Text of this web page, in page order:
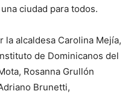
ciudad para todos.
la alcaldesa Carolina Mejía,
de Dominicanos del
Rosanna Grullón
Brunetti,